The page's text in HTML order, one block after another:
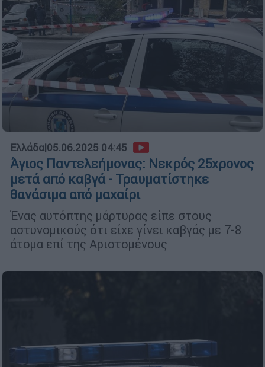
Ελλάδα|05.06.2025 04:45
Άγιος Παντελεήμονας: Νεκρός 25χρονος
μετά από καβγά - Τραυματίστηκε
θανάσιμα από μαχαίρι
Ένας αυτόπτης μάρτυρας είπε στους
αστυνομικούς ότι είχε γίνει καβγάς με 7-8
άτομα επί της Αριστομένους